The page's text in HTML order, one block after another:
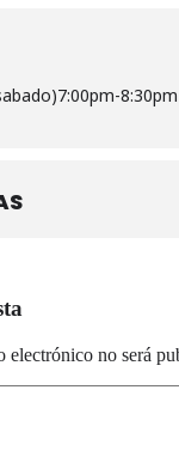
7:00pm-8:30pm
electrónico no será